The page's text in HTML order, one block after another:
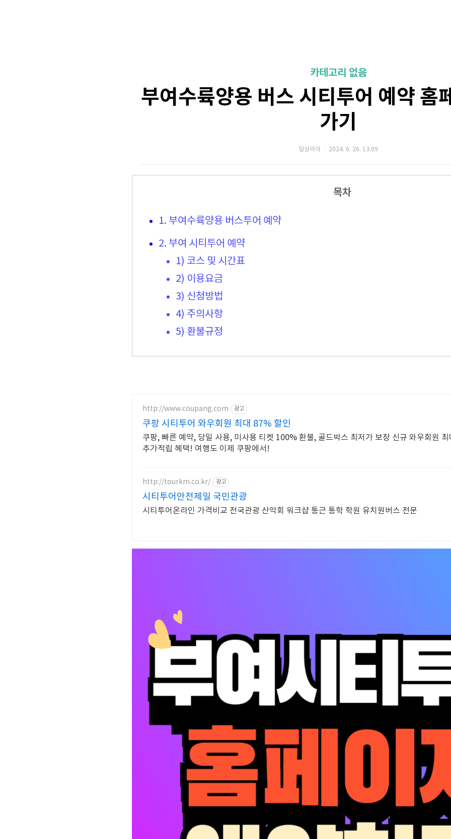
카테고리 없음
부여수륙양용 버스 시티투어 예약 홈
가기
일상라이 2024. 6. 26. 13:09
목차
1. 부여수륙양용 버스투어 예약
2. 부여 시티투어 예약
1) 코스 및 시간표
2) 이용요금
3) 신청방법
4) 주의사항
5) 환불규정
http://www.coupang.com 광고
쿠팡 시티투어 와우회원 최대 87% 할인
쿠팡, 빠른 예약, 당일 사용, 미사용 티켓 100% 환불, 골드박스 최저가 보장 신규 와우회원
추가적립 혜택! 여행도 이제 쿠팡에서!
http://tourkm.co.kr/ 광고
시티투어안전제일 국민관광
시티투어온라인 가격비교 전국관광 산악회 워크샵 통근 통학 학원 유치원버스 전문